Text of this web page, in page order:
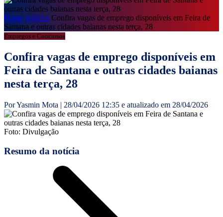
Home notícias Confira vagas de emprego disponíveis em Feira de
Santana e outras cidades baianas nesta terça, 28
Empregos e Concursos
Confira vagas de emprego disponíveis em
Feira de Santana e outras cidades baianas
nesta terça, 28
Por Yasmin Mota | 28/04/2026 12:35 e atualizado em 28/04/2026
Foto: Divulgação
Resumo da notícia